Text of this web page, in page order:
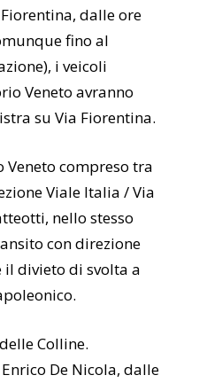
dalle ore
fino al
i veicoli
Veneto avranno
su Via Fiorentina.
compreso tra
Viale Italia / Via
nello stesso
con direzione
divieto di svolta a
Colline.
De Nicola, dalle